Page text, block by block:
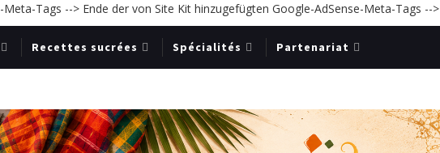
Meta-Tags --> Ende der von Site Kit hinzugefügten Google-AdSense-Meta-Tags -->
Recettes sucrées Spécialités Partenariat